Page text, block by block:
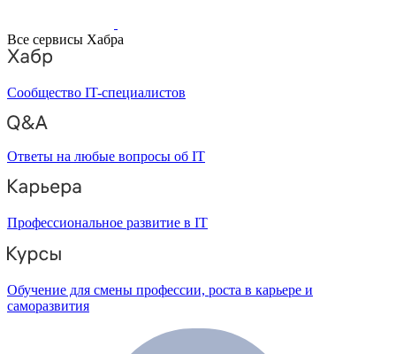
Все сервисы Хабра
Сообщество IT-специалистов
Ответы на любые вопросы об IT
Профессиональное развитие в IT
Обучение для смены профессии, роста в карьере и
саморазвития